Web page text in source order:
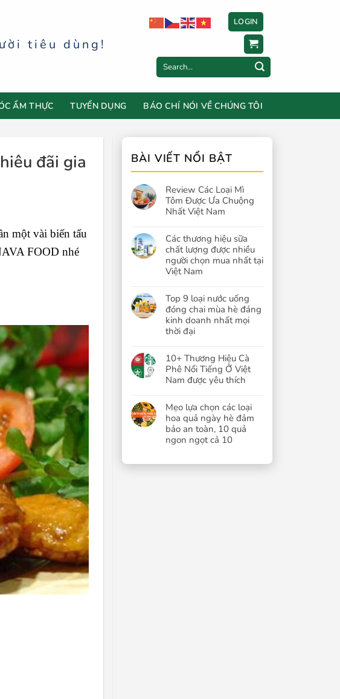
tiêu dùng!
LOGIN
Search
for:
ẨM THỰC TUYỂN DỤNG BÁO CHÍ NÓI VỀ CHÚNG TÔI
đãi gia
một vài biến tấu
FOOD nhé
BÀI VIẾT NỔI BẬT
Review Các Loại Mì
Tôm Được Ưa Chuộng
Nhất Việt Nam
Các thương hiệu sữa
chất lượng được nhiều
người chọn mua nhất tại
Việt Nam
Top 9 loại nước uống
đóng chai mùa hè đáng
kinh doanh nhất mọi
thời đại
10+ Thương Hiệu Cà
Phê Nổi Tiếng Ở Việt
Nam được yêu thích
Mẹo lựa chọn các loại
hoa quả ngày hè đảm
bảo an toàn, 10 quả
ngon ngọt cả 10